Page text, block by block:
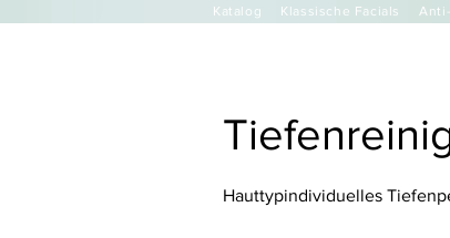
Katalog Klassische Facials
Hauttypindividuelles